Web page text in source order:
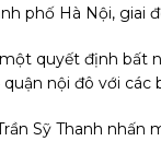
phố Hà Nội, giai
quyết định bất
nội đô với
Sỹ Thanh nhấn